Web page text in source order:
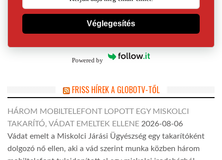
Véglegesítés
Powered by
FRISS HÍREK A GLOBOTV-TŐL
HÁROM MOBILTELEFONT LOPOTT EGY MISKOLCI
TAKARÍTÓ, VÁDAT EMELTEK ELLENE 2026-08-06
Vádat emelt a Miskolci Járási Ügyészség egy takarítóként
dolgozó nő ellen, aki a vád szerint munka közben három